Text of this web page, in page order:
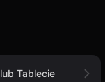
Tablecie